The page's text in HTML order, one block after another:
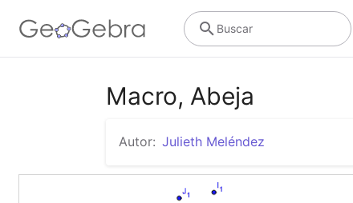
Buscar
Macro, Abeja
Autor: Julieth Meléndez